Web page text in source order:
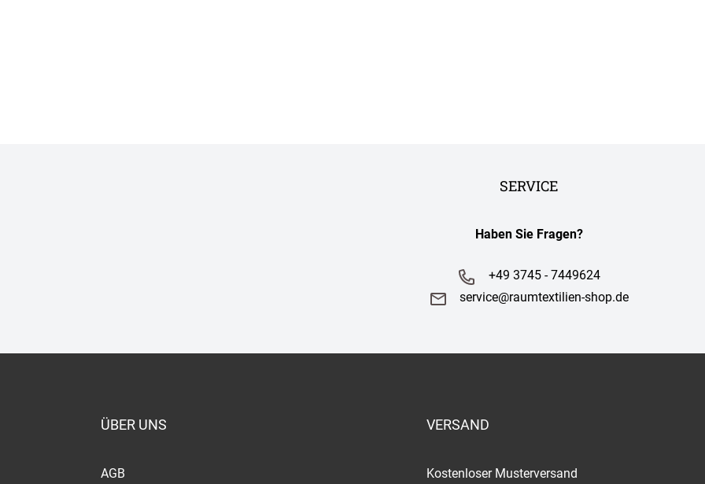
SERVICE
Haben Sie Fragen?
+49 3745 - 7449624
service@raumtextilien-shop.de
ÜBER UNS
AGB
VERSAND
Kostenloser Musterversand